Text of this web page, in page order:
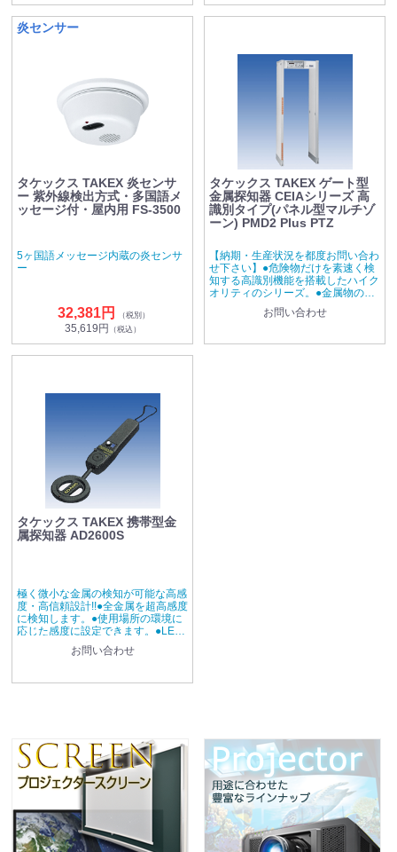
炎センサー
タケックス TAKEX 炎センサ
ー 紫外線検出方式・多国語メ
ッセージ付・屋内用 FS-3500
5ヶ国語メッセージ内蔵の炎センサ
ー
32,381円 （税別）
35,619円 （税込）
タケックス TAKEX ゲート型
金属探知器 CEIAシリーズ 高
識別タイプ(パネル型マルチゾ
ーン) PMD2 Plus PTZ
【納期・生産状況を都度お問い合わ
せ下さい】●危険物だけを素速く検
知する高識別機能を搭載したハイク
オリティのシリーズ。●金属物の水
平位置をゾーンディスプレイでお知
らせします。※まずは一度お見積り
しては、現地機器調整費(別途料金)
お問い合わせ
タケックス TAKEX 携帯型金
属探知器 AD2600S
極く微小な金属の検知が可能な高感
度・高信頼設計!!●全金属を超高感度
に検知します。●使用場所の環境に
応じた感度に設定できます。●LED
点灯とサウンドシグナルで検知表示
します。サウンドシグナルはオフに
お問い合わせ